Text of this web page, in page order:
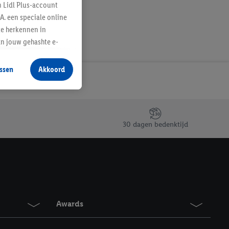
30 dagen bedenktijd
Awards
Lidl Plus-account
een speciale online
herkennen in
jouw gehashte e-
producten waarin je
te plaatsen
jouw gehashte e-
kunnen worden
vergelijkbare
Meer informatie,
Akkoord